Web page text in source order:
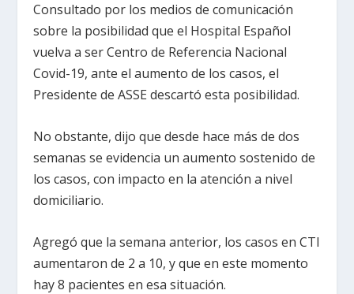
Consultado por los medios de comunicación
sobre la posibilidad que el Hospital Español
vuelva a ser Centro de Referencia Nacional
Covid-19, ante el aumento de los casos, el
Presidente de ASSE descartó esta posibilidad.
No obstante, dijo que desde hace más de dos
semanas se evidencia un aumento sostenido de
los casos, con impacto en la atención a nivel
domiciliario.
Agregó que la semana anterior, los casos en CTI
aumentaron de 2 a 10, y que en este momento
hay 8 pacientes en esa situación.